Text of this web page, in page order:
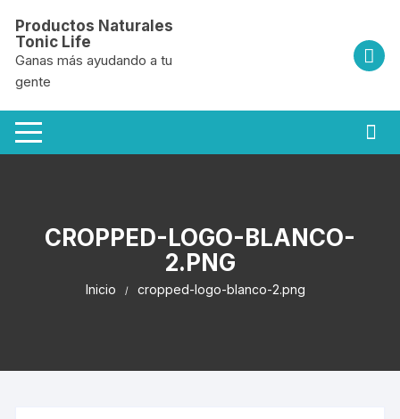
contenido
Productos Naturales
Tonic Life
Ganas más ayudando a tu
gente
CROPPED-LOGO-BLANCO-
2.PNG
Inicio cropped-logo-blanco-2.png